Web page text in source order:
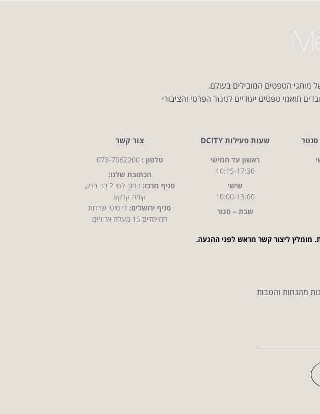
מותגי הטפטים המובילים בעולם.
תואמי טפטים יעודיים למגזר הפרטי והציבורי
סנטר שעות פעילות DCITY
ראשון עד חמישי
10:15-17:30
שישי
10:00-13:00
שבת – סגור
צור קשר
טלפון : 073-7062200
הכתובת שלנו:
סניף מרכז:
רחוב לחי 2 בני ברק,
קומת קרקע
סניף ירושלים: די סיטי שדרות
המייסדים 15 מעלה אדומים
מומלץ ליצור קשר מראש לפני ההגעה.
מהנחות והטבות